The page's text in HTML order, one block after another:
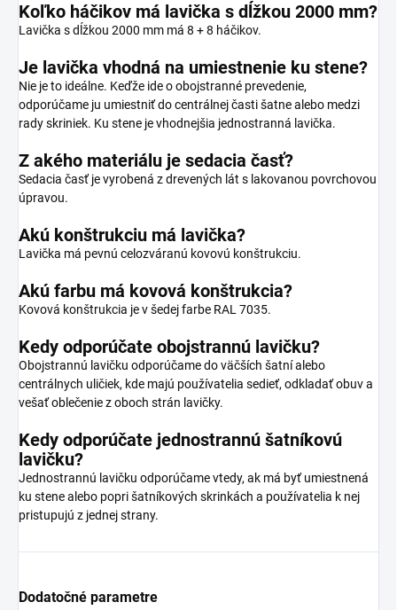
Koľko háčikov má lavička s dĺžkou 2000 mm?
Lavička s dĺžkou 2000 mm má 8 + 8 háčikov.
Je lavička vhodná na umiestnenie ku stene?
Nie je to ideálne. Keďže ide o obojstranné prevedenie,
odporúčame ju umiestniť do centrálnej časti šatne alebo medzi
rady skriniek. Ku stene je vhodnejšia jednostranná lavička.
Z akého materiálu je sedacia časť?
Sedacia časť je vyrobená z drevených lát s lakovanou povrchovou
úpravou.
Akú konštrukciu má lavička?
Lavička má pevnú celozváranú kovovú konštrukciu.
Akú farbu má kovová konštrukcia?
Kovová konštrukcia je v šedej farbe RAL 7035.
Kedy odporúčate obojstrannú lavičku?
Obojstrannú lavičku odporúčame do väčších šatní alebo
centrálnych uličiek, kde majú používatelia sedieť, odkladať obuv a
vešať oblečenie z oboch strán lavičky.
Kedy odporúčate jednostrannú šatníkovú
lavičku?
Jednostrannú lavičku odporúčame vtedy, ak má byť umiestnená
ku stene alebo popri šatníkových skrinkách a používatelia k nej
pristupujú z jednej strany.
Dodatočné parametre